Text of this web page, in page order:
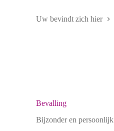
Uw bevindt zich hier
Bevalling
Bijzonder en persoonlijk